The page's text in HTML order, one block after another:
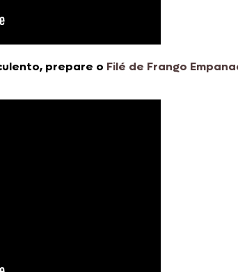
prepare o Filé de Frango